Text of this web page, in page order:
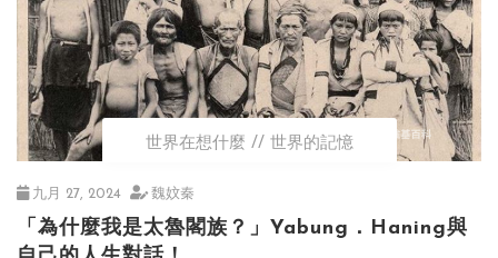
世界在想什麼 世界的記憶
九月 27, 2024 魏妏秦
「為什麼我是太魯閣族？」Yabung．Haning與